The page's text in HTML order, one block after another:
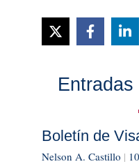
Boletín de
Nelson A. Castillo |